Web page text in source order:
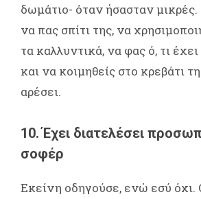
δωμάτιο- όταν ήσασταν
να πας σπίτι της, να
τα καλλυντικά, να φας ό, τι
και να κοιμηθείς στο κρεβάτι
αρέσει.
10. Έχει διατελέσει
σοφέρ
Εκείνη οδηγούσε, ενώ εσύ όχι.